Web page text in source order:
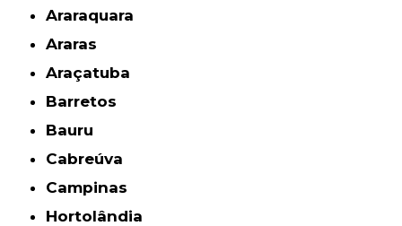
Araraquara
Araras
Araçatuba
Barretos
Bauru
Cabreúva
Campinas
Hortolândia